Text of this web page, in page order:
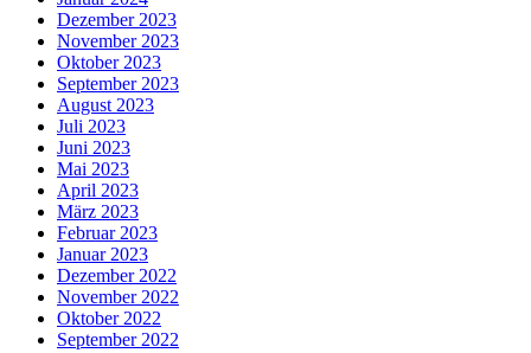
Dezember 2023
November 2023
Oktober 2023
September 2023
August 2023
Juli 2023
Juni 2023
Mai 2023
April 2023
März 2023
Februar 2023
Januar 2023
Dezember 2022
November 2022
Oktober 2022
September 2022